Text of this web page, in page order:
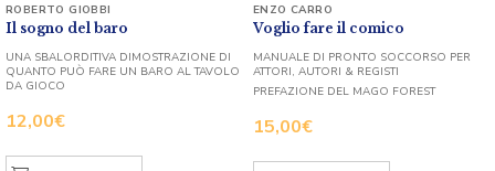
Il sogno del baro
12,00€
ROBERTO GIOBBI
UNA SBALORDITIVA DIMOSTRAZIONE DI
QUANTO PUÒ FARE UN BARO AL TAVOLO
DA GIOCO
Voglio fare il comico
15,00€
ENZO CARRO
MANUALE DI PRONTO SOCCORSO PER
ATTORI, AUTORI & REGISTI
PREFAZIONE DEL MAGO FOREST